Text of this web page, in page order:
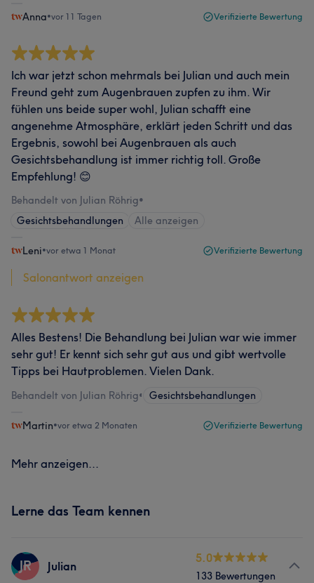
Anna•vor 11 Tagen Verifizierte Bewertung
Ich war jetzt schon mehrmals bei Julian und auch mein
Freund geht zum Augenbrauen zupfen zu ihm. Wir
fühlen uns beide super wohl, Julian schafft eine
angenehme Atmosphäre, erklärt jeden Schritt und das
Ergebnis, sowohl bei Augenbrauen als auch
Gesichtsbehandlung ist immer richtig toll. Große
Empfehlung! 😊
Behandelt von Julian Röhrig•
Gesichtsbehandlungen
Alle anzeigen
Leni•vor etwa 1 Monat Verifizierte Bewertung
Salonantwort anzeigen
Alles Bestens! Die Behandlung bei Julian war wie immer
sehr gut! Er kennt sich sehr gut aus und gibt wertvolle
Tipps bei Hautproblemen. Vielen Dank.
Behandelt von Julian Röhrig• Gesichtsbehandlungen
Martin•vor etwa 2 Monaten Verifizierte Bewertung
Mehr anzeigen...
Lerne das Team kennen
JR Julian
5.0
133 Bewertungen